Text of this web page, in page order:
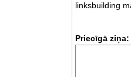
linksbuilding
Priecīgā ziņa: